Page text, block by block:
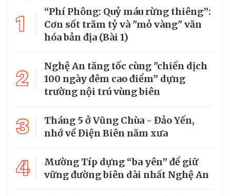
1
“Phí Phông: Quỷ máu rừng thiêng”:
Cơn sốt trăm tỷ và "mỏ vàng" văn
hóa bản địa (Bài 1)
2
Nghệ An tăng tốc cùng "chiến dịch
100 ngày đêm cao điểm” dựng
trường nội trú vùng biên
3
Tháng 5 ở Vũng Chùa - Đảo Yến,
nhớ về Điện Biên năm xưa
4
Mường Típ dựng “ba yên” để giữ
vững đường biên dài nhất Nghệ An